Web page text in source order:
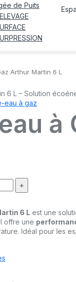
de Puits
Arthur Martin 6 L
eau à gaz
à
6 L est une
il offre une
Idéal pour les